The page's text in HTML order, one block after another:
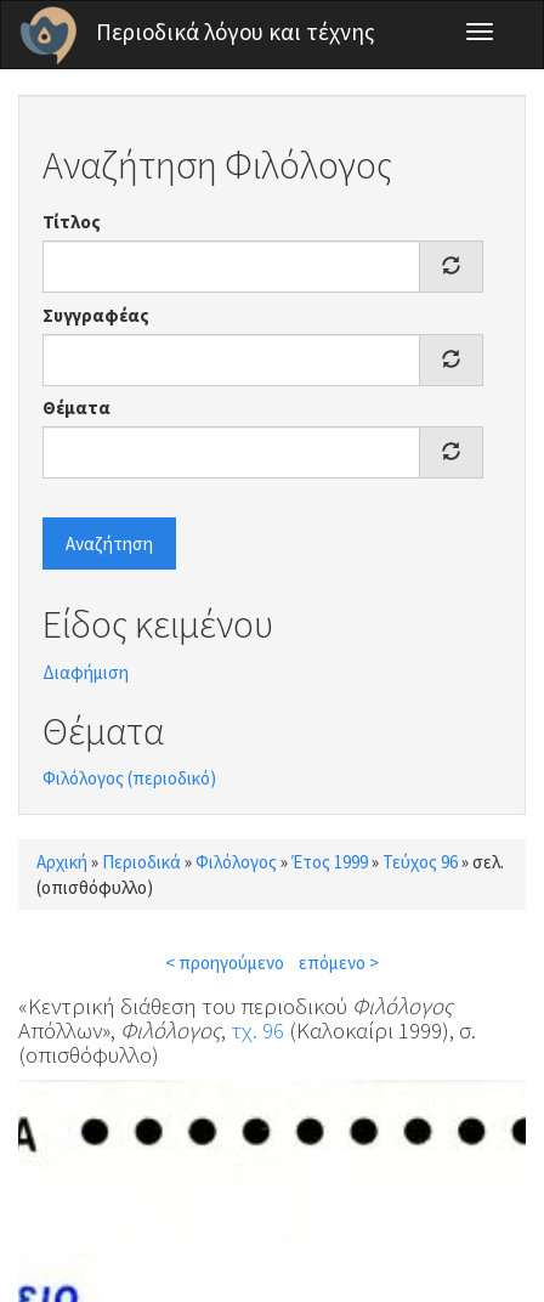
Παράκαμψη προς το κυρίως περιεχόμενο
Περιοδικά λόγου και τέχνης
Toggle
Αναζήτηση Φιλόλογος
Τίτλος
Συγγραφέας
Θέματα
Αναζήτηση
Είδος κειμένου
Διαφήμιση
Θέματα
Φιλόλογος (περιοδικό)
Είστε εδώ
Αρχική » Περιοδικά»Φιλόλογος »Έτος 1999» Τεύχος 96»σελ.
(οπισθόφυλλο)
< προηγούμενο επόμενο >
«Κεντρική διάθεση του περιοδικού Φιλόλογος
Απόλλων», Φιλόλογος, τχ. 96 (Καλοκαίρι 1999), σ.
(οπισθόφυλλο)